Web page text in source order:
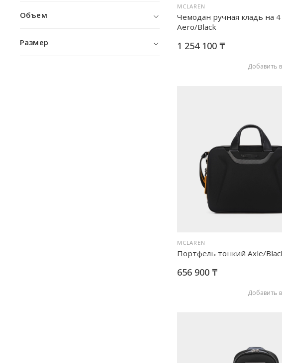
MCLAREN
Чемодан ручная кладь на 4
Aero/Black
1 254 100 ₸
Добавить
MCLAREN
Портфель тонкий Axle/
656 900 ₸
Добавить
Объем
Размер